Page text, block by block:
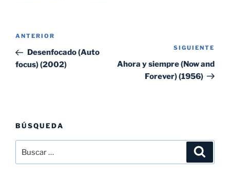
Navegación
entradas
Entrada
anterior:
ANTERIOR
Desenfocado (Auto
focus) (2002)
SIGUIENTE
Ahora y siempre (Now and
Forever) (1956)
BÚSQUEDA
por: